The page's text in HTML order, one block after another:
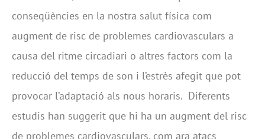
conseqüències en la nostra salut física com
augment de risc de problemes cardiovasculars a
causa del ritme circadiari o altres factors com la
reducció del temps de son i l’estrès afegit que pot
provocar l’adaptació als nous horaris. Diferents
estudis han suggerit que hi ha un augment del risc
de problemes cardiovasculars, com ara atacs